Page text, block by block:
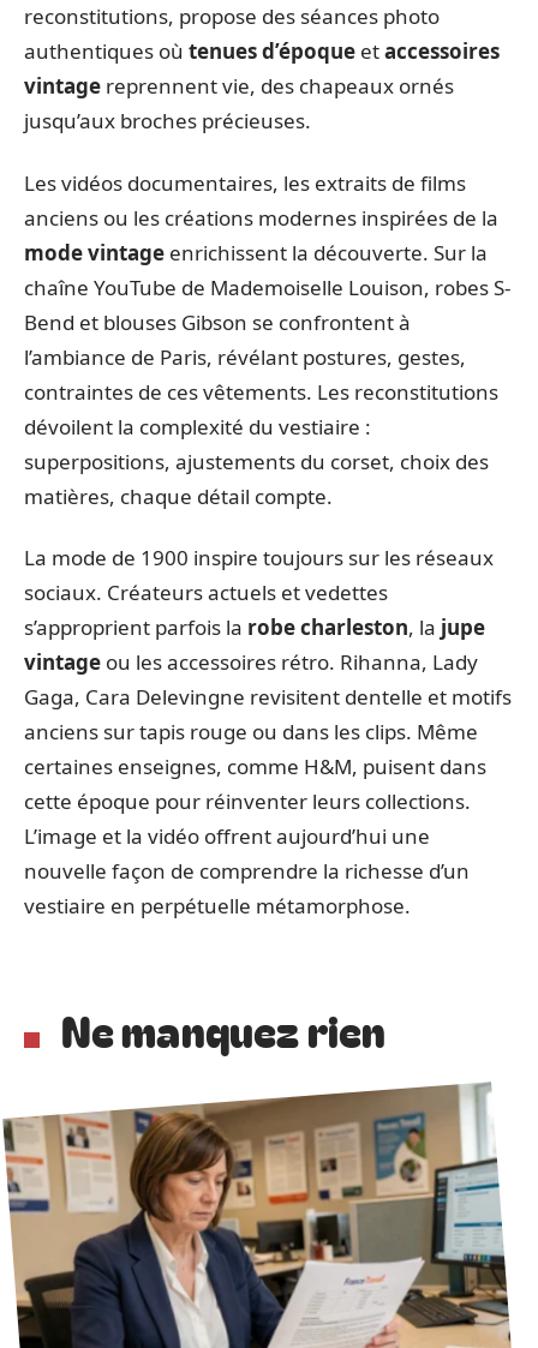
reconstitutions, propose des séances photo
authentiques où tenues d’époque etaccessoires
vintage reprennent vie, des chapeaux ornés
jusqu’aux broches précieuses.
Les vidéos documentaires, les extraits de films
anciens ou les créations modernes inspirées de la
mode vintage enrichissent la découverte. Sur la
chaîne YouTube de Mademoiselle Louison, robes S-
Bend et blouses Gibson se confrontent à
l’ambiance de Paris, révélant postures, gestes,
contraintes de ces vêtements. Les reconstitutions
dévoilent la complexité du vestiaire :
superpositions, ajustements du corset, choix des
matières, chaque détail compte.
La mode de 1900 inspire toujours sur les réseaux
sociaux. Créateurs actuels et vedettes
s’approprient parfois la robe charleston, la jupe
vintage ou les accessoires rétro. Rihanna, Lady
Gaga, Cara Delevingne revisitent dentelle et motifs
anciens sur tapis rouge ou dans les clips. Même
certaines enseignes, comme H&M, puisent dans
cette époque pour réinventer leurs collections.
L’image et la vidéo offrent aujourd’hui une
nouvelle façon de comprendre la richesse d’un
vestiaire en perpétuelle métamorphose.
Ne manquez rien